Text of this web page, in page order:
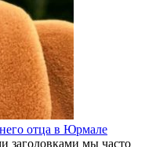
отца в Юрмале
заголовками мы часто